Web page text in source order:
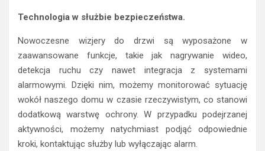
Technologia w służbie bezpieczeństwa.
Nowoczesne wizjery do drzwi są wyposażone w
zaawansowane funkcje, takie jak nagrywanie wideo,
detekcja ruchu czy nawet integracja z systemami
alarmowymi. Dzięki nim, możemy monitorować sytuację
wokół naszego domu w czasie rzeczywistym, co stanowi
dodatkową warstwę ochrony. W przypadku podejrzanej
aktywności, możemy natychmiast podjąć odpowiednie
kroki, kontaktując służby lub wyłączając alarm.